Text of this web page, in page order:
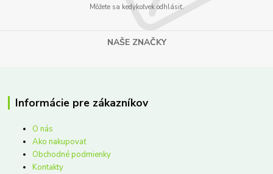
Môžete sa kedykoľvek odhlásiť.
NAŠE ZNAČKY
Informácie pre zákazníkov
O nás
Ako nakupovať
Obchodné podmienky
Kontakty